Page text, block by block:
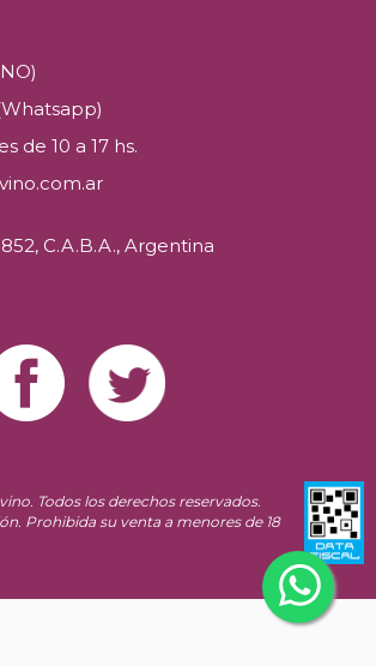
de 10 a 17 hs.
C.A.B.A., Argentina
Todos los derechos reservados.
Prohibida su venta a menores de 18